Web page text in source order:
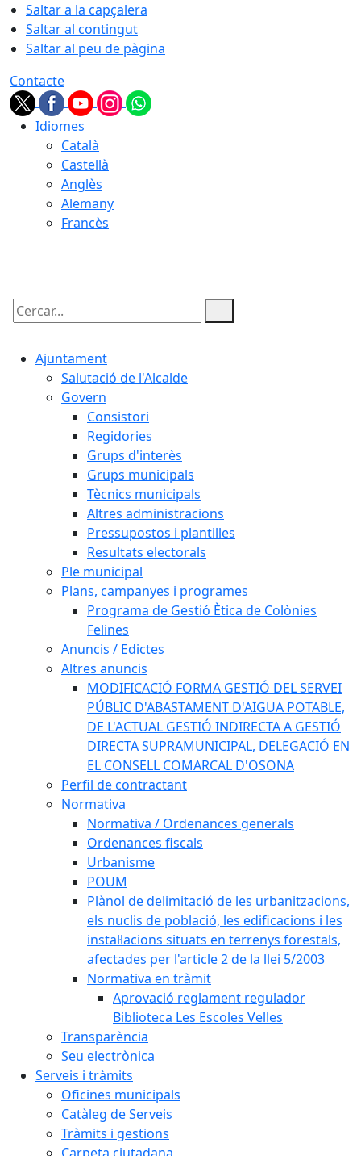
Saltar a la capçalera
Saltar al contingut
Saltar al peu de pàgina
Contacte
Idiomes
Català
Castellà
Anglès
Alemany
Francès
Cercar:
Ajuntament
Salutació de l'Alcalde
Govern
Consistori
Regidories
Grups d'interès
Grups municipals
Tècnics municipals
Altres administracions
Pressupostos i plantilles
Resultats electorals
Ple municipal
Plans, campanyes i programes
Programa de Gestió Ètica de Colònies
Felines
Anuncis / Edictes
Altres anuncis
MODIFICACIÓ FORMA GESTIÓ DEL SERVEI
PÚBLIC D'ABASTAMENT D'AIGUA POTABLE,
DE L'ACTUAL GESTIÓ INDIRECTA A GESTIÓ
DIRECTA SUPRAMUNICIPAL, DELEGACIÓ EN
EL CONSELL COMARCAL D'OSONA
Perfil de contractant
Normativa
Normativa / Ordenances generals
Ordenances fiscals
Urbanisme
POUM
Plànol de delimitació de les urbanitzacions,
els nuclis de població, les edificacions i les
instal·lacions situats en terrenys forestals,
afectades per l'article 2 de la llei 5/2003
Normativa en tràmit
Aprovació reglament regulador
Biblioteca Les Escoles Velles
Transparència
Seu electrònica
Serveis i tràmits
Oficines municipals
Catàleg de Serveis
Tràmits i gestions